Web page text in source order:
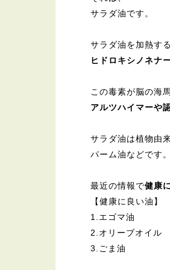
サラダ油です。
サラダ油を加熱す
ヒドロキシノネナ
この毒素が脳の海
アルツハイマーや
サラダ油は植物由
パーム油などです。
最近の情報で健康
【健康に良い油】
1.エゴマ油
2.オリーブオイル
3.ごま油